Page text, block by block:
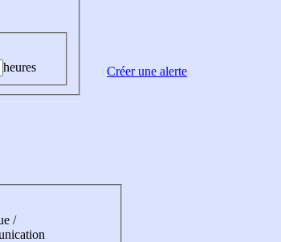
heures
/
Créer une alerte